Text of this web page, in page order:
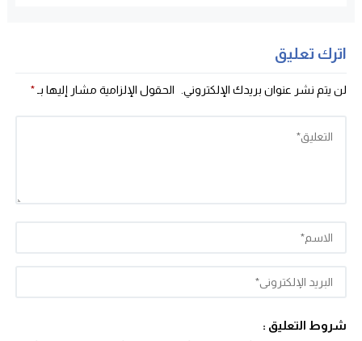
اترك تعليق
لن يتم نشر عنوان بريدك الإلكتروني. الحقول الإلزامية مشار إليها بـ*
شروط التعليق :